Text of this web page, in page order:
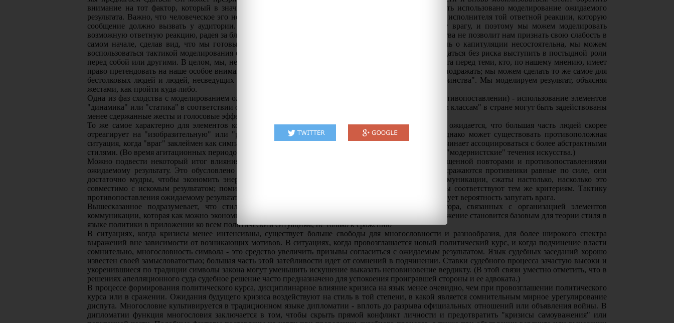
внимание на тот фактор, который в значительной мере определяет ситуации, в которых может быть использовано моделирование ожидаемого
результата. Важно, что человеческое эго не препятствует представлению данного человека в качестве исполнителя той ответной реакции, которую
сообщение должно вызвать у аудитории. В смертельном бою мы готовы вонзить кинжал в спину врагу, и поэтому мы можем моделировать
возможную ответную реакцию, радея за благо собрата по оружию. Но чувство собственного достоинства не позволит нам признать свою слабость в
самом начале, сделав вид, что мы готовы капитулировать. Когда сражение - в нашу пользу, и мысль о капитуляции несостоятельна, мы можем
воспользоваться тактикой моделирования ожидаемого результата, для того чтобы дать врагу стимул сдаться без риска выступить в постыдной роли
перед собой или другими. В целом, мы, не колеблясь, используем моделирование ожидаемого результата перед теми, кто, по нашему мнению, имеет
право претендовать на наше особое внимание. Мы учим детей, совершая поступки, которым следует подражать; мы можем сделать то же самое для
бестолковых людей и людей, несведущих в нашем языке, и это не будет "за пределами нашего достоинства". Мы моделируем результат, объясняя
жестами, как пройти куда-либо.
Одна из фаз сходства с моделированием ожидаемого результата (идет ли речь о копировании или противопоставлении) - использование элементов
"динамика" или "статика" в соответствии с природой ожиданий аудитории. При обращении к "низшим классам" в стране могут быть задействованы
менее сдержанные жесты и голосовые эффекты, чем при общении к "высшим классам" этой страны.
То же самое характерно для элементов коммуникации "конкретное" и "абстрактное". Как правило, ожидается, что большая часть людей скорее
отреагирует на "изобразительную" или "реалистичную" живопись, нежели чем на абстрактную. Однако может существовать противоположная
ситуация, когда "враг" заклеймен как симпатизирующий "банальным" стилям искусства, и прогресс начинает ассоциироваться с более абстрактными
стилями. (Во время агитационных периодов революции в России революционерами приветствовались "модернистские" течения искусства.)
Можно подвести некоторый итог влияния сражения на стиль: речь становится более краткой, насыщенной повторами и противопоставлениями
ожидаемому результату. Это обусловлено ожиданиями, вовлеченными в сражение-действие. Когда сражаются противники равные по силе, они
достаточно мудры, чтобы экономить энергетические затраты. Поэтому знаки, используемые в коммуникации, сжаты настолько, насколько это
совместимо с искомым результатом; помимо этого знаки становятся более однообразными. Символы соответствуют тем же критериям. Тактику
противопоставления ожидаемому результату можно использовать главным образом тогда, когда существует вероятность запугать врага.
Вышесказанное подразумевает, что стиль варьируется в зависимости от ожиданий коммуникатора, связанных с организацией элементов
коммуникации, которая как можно экономичнее достигнет оптимального результата (власти). Это положение становится базовым для теории стиля в
языке политики в приложении ко всем политическим ситуациям, не только к сражению
В ситуациях, когда кризисы менее интенсивны, существует больше свободы для многословности и разнообразия, для более широкого спектра
выражений вне зависимости от возникающих мотивов. В ситуациях, когда провозглашается новый политический курс, и когда подчинение власти
сомнительно, многословность символа - это средство увеличить призывы согласиться с ожидаемым результатом. Язык судебных заседаний хорошо
известен своей замысловатостью; большая часть этой затейливости идет от сомнений в подчинении. Ставки судебного процесса зачастую высоки и
укоренившиеся по традиции символы закона могут уменьшить искушение выказать неповиновение вердикту. (В этой связи уместно отметить, что в
решениях апелляционного суда судебное решение часто предназначено для успокоения проигравшей стороны и ее адвоката.)
В процессе формирования политического курса, дисциплинарное влияние кризиса на язык менее очевидно, чем при провозглашении политического
курса или в сражении. Ожидания будущего кризиса воздействуют на стиль в той степени, в какой является сомнительным мирное урегулирование
диспута. Многословие культивируется в традиционном языке дипломатии - вплоть до разрыва официальных отношений или объявления войны. В
дипломатии функция многословия заключается в том, чтобы скрыть прямой конфликт личности и предотвратить "кризисы самоуважения" или